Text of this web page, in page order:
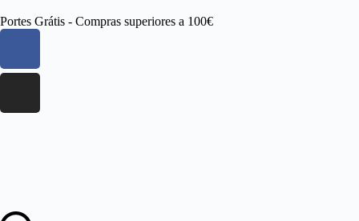
Portes Grátis - Compras superiores a 100€